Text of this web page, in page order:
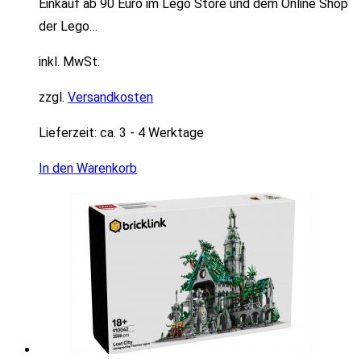
Einkauf ab 90 Euro im Lego Store und dem Online Shop
der Lego…
inkl. MwSt.
zzgl. Versandkosten
Lieferzeit: ca. 3 - 4 Werktage
In den Warenkorb